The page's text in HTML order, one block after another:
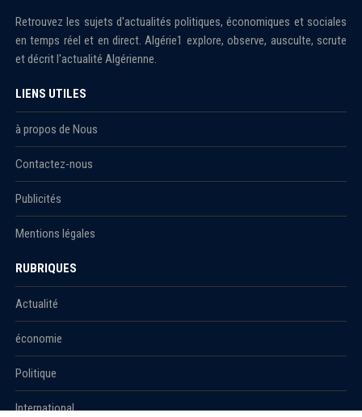
Retrouvez les sujets d'actualités politiques, économiques et sociales
en temps réel et en direct. Algérie1 explore, observe, ausculte, scrute
et décrit l'actualité Algérienne.
LIENS UTILES
à propos de Nous
Contactez-nous
Publicités
Mentions légales
RUBRIQUES
Actualité
économie
Politique
International